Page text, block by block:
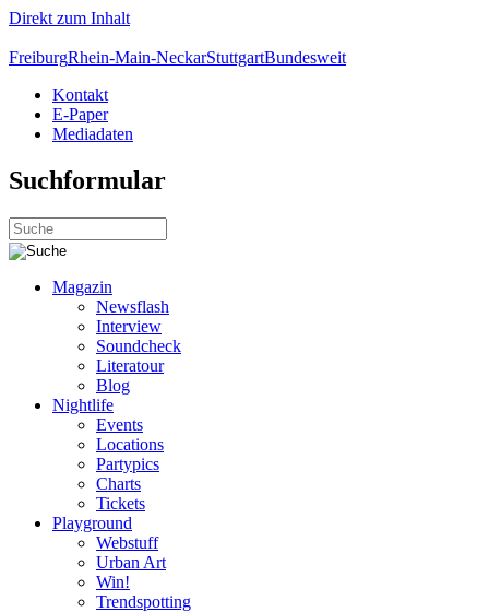
Direkt zum Inhalt
FreiburgRhein-Main-NeckarStuttgartBundesweit
Kontakt
E-Paper
Mediadaten
Suchformular
Magazin
Newsflash
Interview
Soundcheck
Literatour
Blog
Nightlife
Events
Locations
Partypics
Charts
Tickets
Playground
Webstuff
Urban Art
Win!
Trendspotting